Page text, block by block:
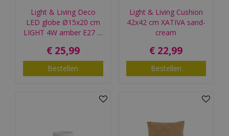
Light & Living Deco
LED globe Ø15x20 cm
LIGHT 4W amber E27 …
€ 25,99
Bestellen
Light & Living Cushion
42x42 cm XATIVA sand-
cream
€ 22,99
Bestellen